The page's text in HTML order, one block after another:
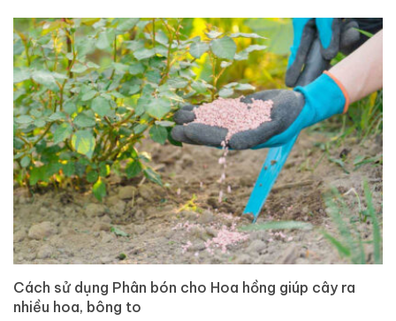
Cách sử dụng Phân bón cho Hoa hồng giúp cây ra
nhiều hoa, bông to